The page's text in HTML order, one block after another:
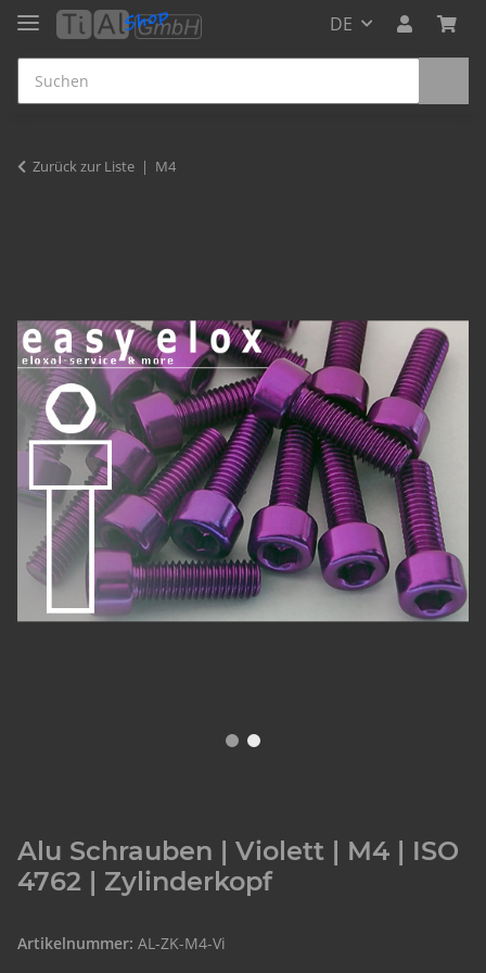
DE
Zurück zur Liste M4
Alu Schrauben | Violett | M4 | ISO
4762 | Zylinderkopf
Artikelnummer: AL-ZK-M4-Vi